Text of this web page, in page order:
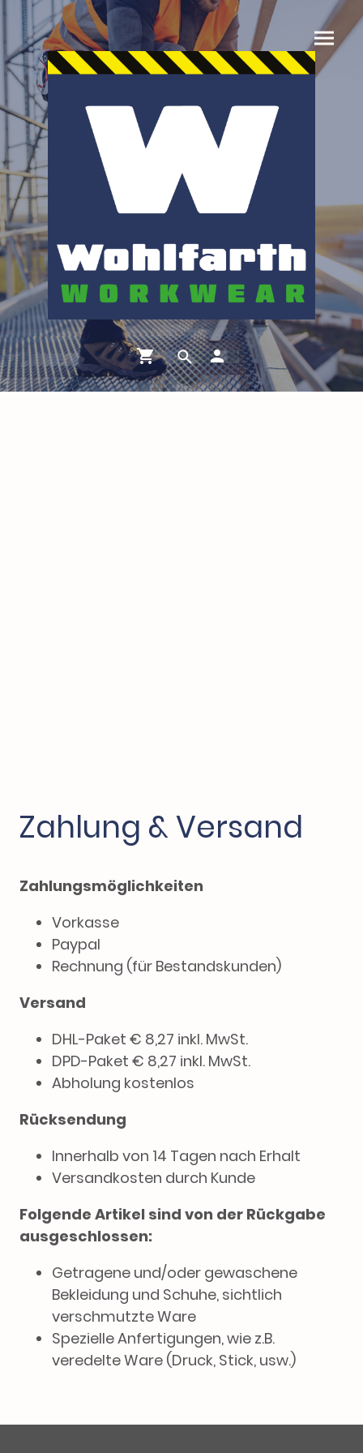
Zahlung & Versand
Zahlungsmöglichkeiten
Vorkasse
Paypal
Rechnung (für Bestandskunden)
Versand
DHL-Paket € 8,27 inkl. MwSt.
DPD-Paket € 8,27 inkl. MwSt.
Abholung kostenlos
Rücksendung
Innerhalb von 14 Tagen nach Erhalt
Versandkosten durch Kunde
Folgende Artikel sind von der Rückgabe
ausgeschlossen:
Getragene und/oder gewaschene
Bekleidung und Schuhe, sichtlich
verschmutzte Ware
Spezielle Anfertigungen, wie z.B.
veredelte Ware (Druck, Stick, usw.)